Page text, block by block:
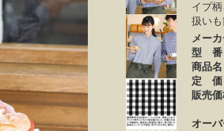
イプ
扱いも
メー
型 番
商品名
定 価
販売価
オー